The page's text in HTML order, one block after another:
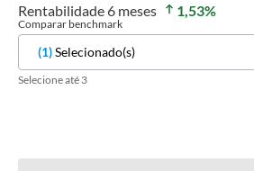
Rentabilidade 6 meses 1,53%
Comparar benchmark
(1)Selecionado(s)
Selecione até 3